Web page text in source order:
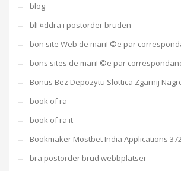
blog
blГ¤ddra i postorder bruden
bon site Web de mariГ©e par
bons sites de mariГ©e par
Bonus Bez Depozytu Slottica Zgarnij
book of ra
book of ra it
Bookmaker Mostbet India Applications
bra postorder brud webbplatser